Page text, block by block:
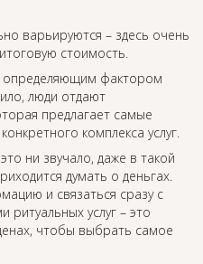
варьируются – здесь очень
стоимость.
определяющим фактором
люди отдают
предлагает самые
комплекса услуг.
ни звучало, даже в такой
думать о деньгах.
и связаться сразу с
услуг – это
чтобы выбрать самое